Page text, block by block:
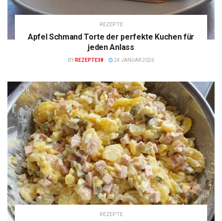
REZEPTE
Apfel Schmand Torte der perfekte Kuchen für
jeden Anlass
BY REZEPTE38 24 JANUAR 2026
REZEPTE